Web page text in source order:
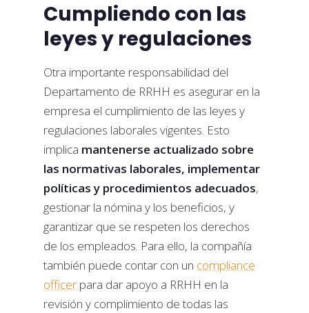
Cumpliendo con las
leyes y regulaciones
Otra importante responsabilidad del
Departamento de RRHH es asegurar en la
empresa el cumplimiento de las leyes y
regulaciones laborales vigentes. Esto
implica mantenerse actualizado sobre
las normativas laborales, implementar
políticas y procedimientos adecuados,
gestionar la nómina y los beneficios, y
garantizar que se respeten los derechos
de los empleados. Para ello, la compañía
también puede contar con un compliance
officerpara dar apoyo a RRHH en la
revisión y complimiento de todas las